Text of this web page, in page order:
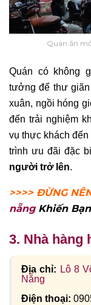
Quán ăn
Quán có không
tưởng để thư
xuân, ngồi hóng
đến trải nghiệm
vụ thực khách
trình ưu đãi đặc
người trở lên.
>>>> ĐỪNG
nẵng Khiến
3. Nhà hàng
Địa chỉ: Lô 8
Nẵng
Điện thoại: